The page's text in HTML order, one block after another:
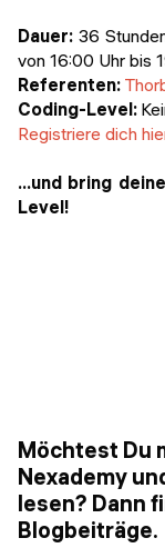
Dauer: 36
von 16:00 Uhr bis
Referenten:
Coding-Level:
Registriere dich
...und bring
Level!
Möchtest Du
Nexademy
lesen? Dann
Blogbeiträge.